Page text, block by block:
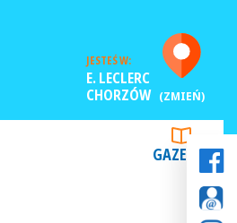
JESTEŚ W:
E. LECLERC
CHORZÓW (ZMIEŃ)
GAZETKI